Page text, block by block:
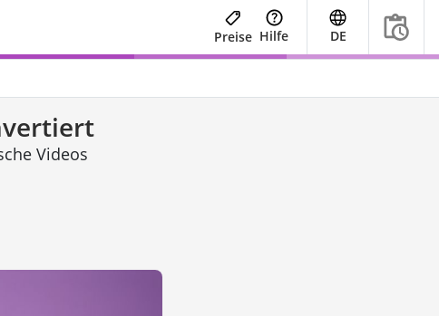
Preise Hilfe DE
Videos